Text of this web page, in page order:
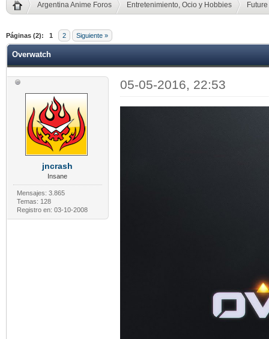
Argentina Anime Foros Entretenimiento, Ocio y Hobbies
Páginas (2): 1 2 Siguiente »
Overwatch
jncrash
Insane
Mensajes: 3.865
Temas: 128
Registro en: 03-10-2008
05-05-2016, 22:53